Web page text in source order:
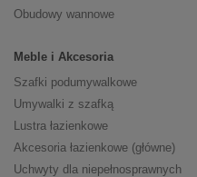
Obudowy wannowe
Meble i Akcesoria
Szafki podumywalkowe
Umywalki z szafką
Lustra łazienkowe
Akcesoria łazienkowe (główne)
Uchwyty dla niepełnosprawnych